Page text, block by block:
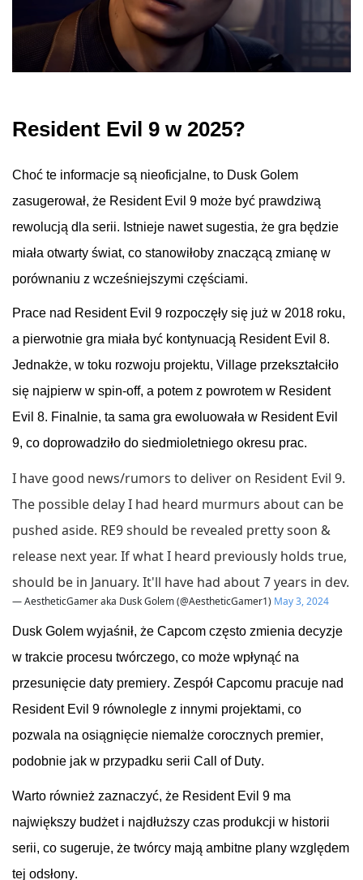
Resident Evil 9 w 2025?
Choć te informacje są nieoficjalne, to Dusk Golem
zasugerował, że Resident Evil 9 może być prawdziwą
rewolucją dla serii. Istnieje nawet sugestia, że gra będzie
miała otwarty świat, co stanowiłoby znaczącą zmianę w
porównaniu z wcześniejszymi częściami.
Prace nad Resident Evil 9 rozpoczęły się już w 2018 roku,
a pierwotnie gra miała być kontynuacją Resident Evil 8.
Jednakże, w toku rozwoju projektu, Village przekształciło
się najpierw w spin-off, a potem z powrotem w Resident
Evil 8. Finalnie, ta sama gra ewoluowała w Resident Evil
9, co doprowadziło do siedmioletniego okresu prac.
I have good news/rumors to deliver on Resident Evil 9.
The possible delay I had heard murmurs about can be
pushed aside. RE9 should be revealed pretty soon &
release next year. If what I heard previously holds true,
should be in January. It'll have had about 7 years in dev.
— AestheticGamer aka Dusk Golem (@AestheticGamer1) May 3, 2024
Dusk Golem wyjaśnił, że Capcom często zmienia decyzje
w trakcie procesu twórczego, co może wpłynąć na
przesunięcie daty premiery. Zespół Capcomu pracuje nad
Resident Evil 9 równolegle z innymi projektami, co
pozwala na osiągnięcie niemalże corocznych premier,
podobnie jak w przypadku serii Call of Duty.
Warto również zaznaczyć, że Resident Evil 9 ma
największy budżet i najdłuższy czas produkcji w historii
serii, co sugeruje, że twórcy mają ambitne plany względem
tej odsłony.